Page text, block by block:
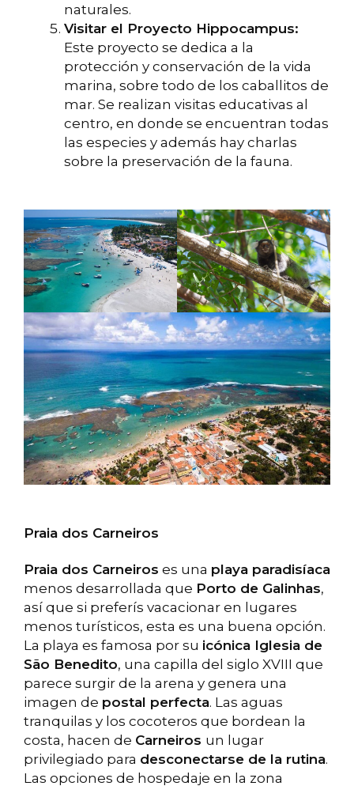
naturales.
Visitar el Proyecto Hippocampus:
Este proyecto se dedica a la
protección y conservación de la vida
marina, sobre todo de los caballitos de
mar. Se realizan visitas educativas al
centro, en donde se encuentran todas
las especies y además hay charlas
sobre la preservación de la fauna.
Praia dos Carneiros
Praia dos Carneiros es una playa paradisíaca
menos desarrollada que Porto de Galinhas,
así que si preferís vacacionar en lugares
menos turísticos, esta es una buena opción.
La playa es famosa por su icónica Iglesia de
São Benedito, una capilla del siglo XVIII que
parece surgir de la arena y genera una
imagen de postal perfecta. Las aguas
tranquilas y los cocoteros que bordean la
costa, hacen de Carneiros un lugar
privilegiado para desconectarse de la rutina.
Las opciones de hospedaje en la zona